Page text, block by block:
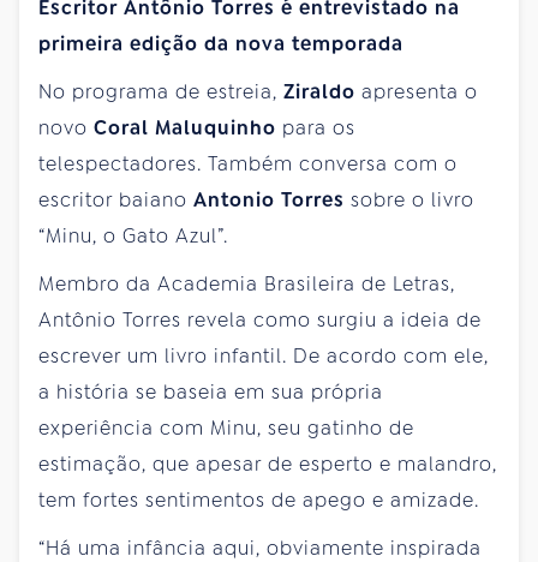
Escritor Antônio Torres é entrevistado na
primeira edição da nova temporada
No programa de estreia, Ziraldo apresenta o
novo Coral Maluquinho para os
telespectadores. Também conversa com o
escritor baiano Antonio Torres sobre o livro
“Minu, o Gato Azul”.
Membro da Academia Brasileira de Letras,
Antônio Torres revela como surgiu a ideia de
escrever um livro infantil. De acordo com ele,
a história se baseia em sua própria
experiência com Minu, seu gatinho de
estimação, que apesar de esperto e malandro,
tem fortes sentimentos de apego e amizade.
“Há uma infância aqui, obviamente inspirada